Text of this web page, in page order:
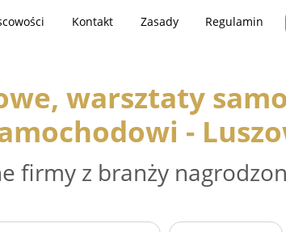
Kontakt Zasady Regulamin
warsztaty
-
firmy z branży